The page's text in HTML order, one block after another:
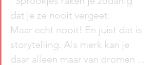
dat je ze nooit vergeet.
Maar echt nooit! En juist dat is
storytelling. Als merk kan je
daar alleen maar van dromen ...